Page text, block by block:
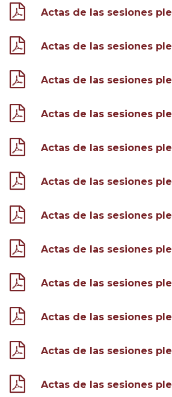
Actas de las sesiones
Actas de las sesiones
Actas de las sesiones
Actas de las sesiones
Actas de las sesiones
Actas de las sesiones
Actas de las sesiones
Actas de las sesiones
Actas de las sesiones
Actas de las sesiones
Actas de las sesiones
Actas de las sesiones